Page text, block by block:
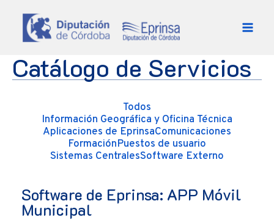
Catálogo de Servicios
Todos
Información Geográfica y Oficina Técnica
Aplicaciones de EprinsaComunicaciones
FormaciónPuestos de usuario
Sistemas CentralesSoftware Externo
Software de Eprinsa: APP Móvil
Municipal